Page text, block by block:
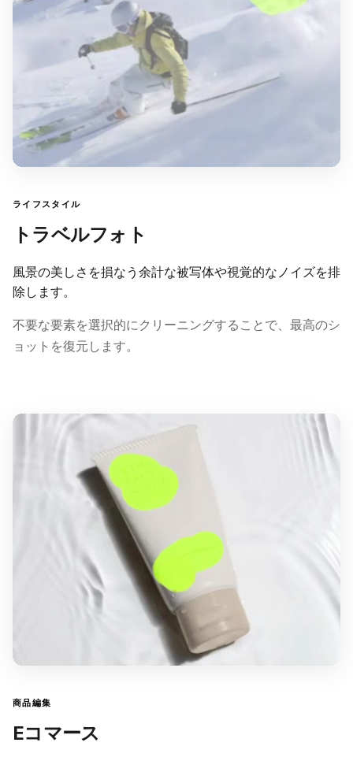
ライフスタイル
トラベルフォト
風景の美しさを損なう余計な被写体や視覚的なノイズを排
除します。
不要な要素を選択的にクリーニングすることで、最高のシ
ョットを復元します。
商品編集
Eコマース